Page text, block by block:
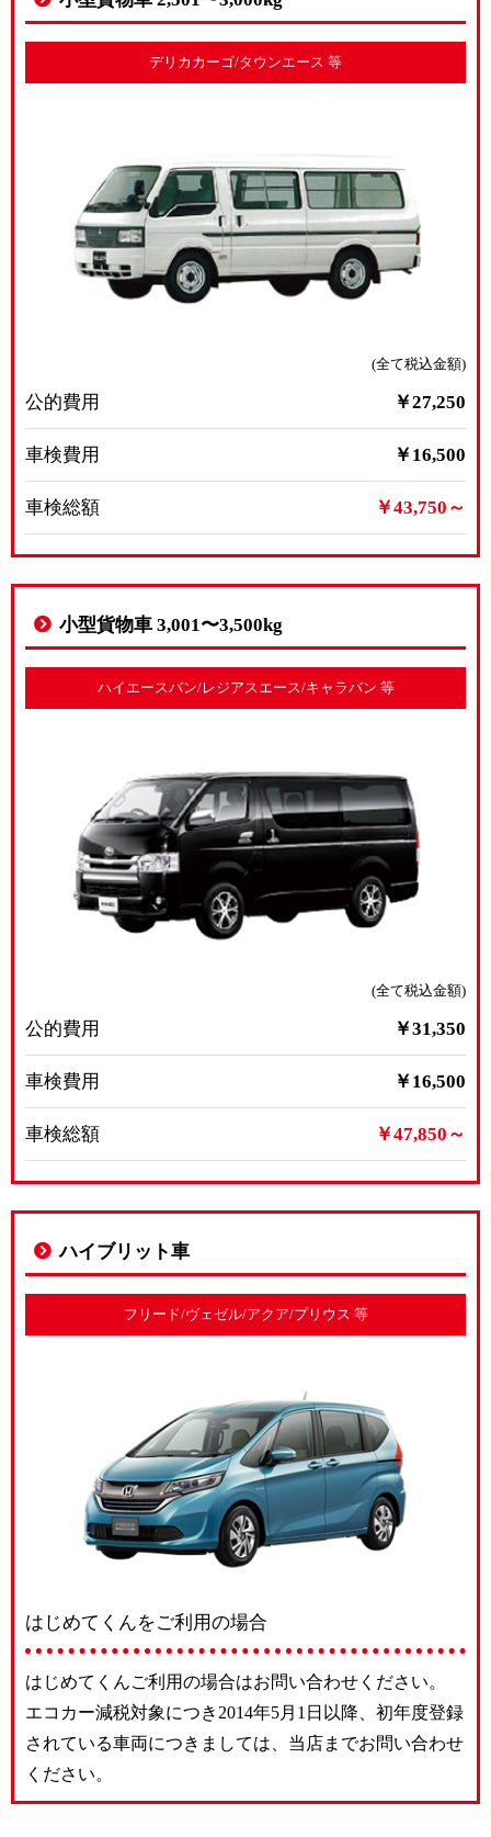
デリカカーゴ/タウンエース 等
(全て税込金額)
公的費用 ￥27,250
車検費用 ￥16,500
車検総額 ￥43,750～
小型貨物車 3,001〜3,500kg
ハイエースバン/レジアスエース/キャラバン 等
(全て税込金額)
公的費用 ￥31,350
車検費用 ￥16,500
車検総額 ￥47,850～
ハイブリット車
フリード/ヴェゼル/アクア/プリウス 等
はじめてくんをご利用の場合
はじめてくんご利用の場合はお問い合わせください。
エコカー減税対象につき2014年5月1日以降、初年度登録
されている車両につきましては、当店までお問い合わせ
ください。